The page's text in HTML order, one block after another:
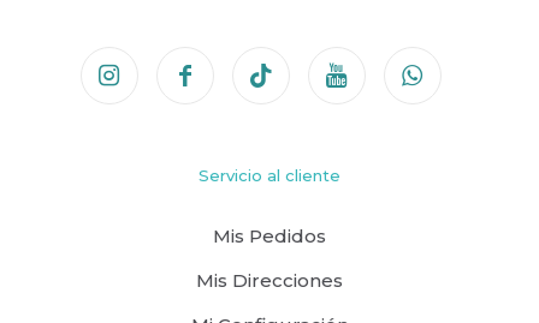
Servicio al cliente
Mis Pedidos
Mis Direcciones